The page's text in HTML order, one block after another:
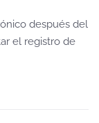
después del
el registro de